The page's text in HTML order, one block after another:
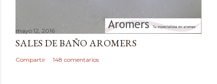
mayo 12, 2016
SALES DE BAÑO AROMERS
Compartir 148 comentarios